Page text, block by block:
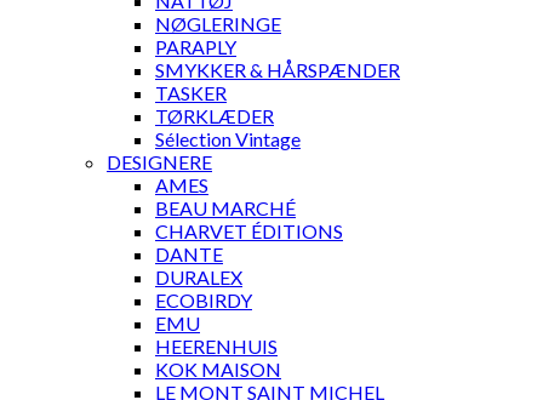
NØGLERINGE
PARAPLY
SMYKKER & HÅRSPÆNDER
TASKER
TØRKLÆDER
Sélection Vintage
DESIGNERE
AMES
BEAU MARCHÉ
CHARVET ÉDITIONS
DANTE
DURALEX
ECOBIRDY
EMU
HEERENHUIS
KOK MAISON
LE MONT SAINT MICHEL